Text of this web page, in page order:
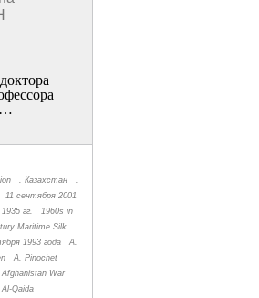
…
. Казахстан
.
11 сентября 2001
гг.
1960s in
Maritime Silk
1993 года
A.
A. Pinochet
Afghanistan War
Al-Qaida